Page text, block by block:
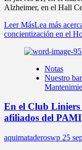
Alzheimer, en el Hall
Leer MásLea más
concientización en el
Notas
Nuestro
En el Club
afiliados del PAMI
aquimataderoswp 25